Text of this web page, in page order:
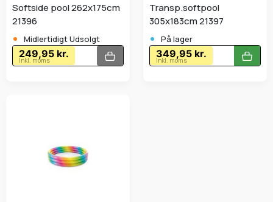
Softside pool 262x175cm
21396
• Midlertidigt Udsolgt
249,95 kr.
Inkl. moms
Transp.softpool
305x183cm 21397
• På lager
349,95 kr.
Inkl. moms